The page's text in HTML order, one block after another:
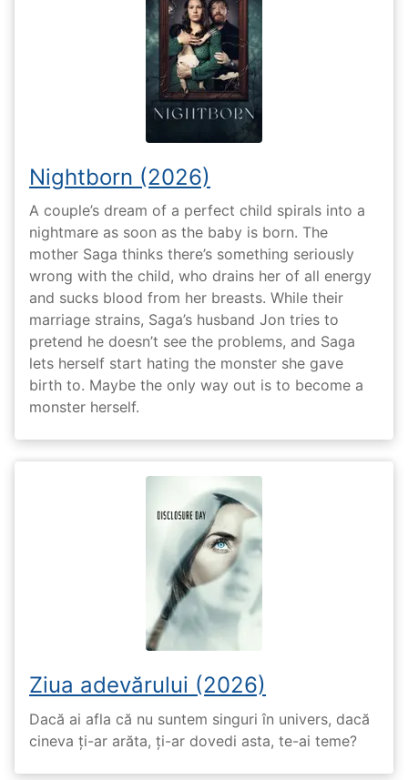
Nightborn (2026)
A couple’s dream of a perfect child spirals into a
nightmare as soon as the baby is born. The
mother Saga thinks there’s something seriously
wrong with the child, who drains her of all energy
and sucks blood from her breasts. While their
marriage strains, Saga’s husband Jon tries to
pretend he doesn’t see the problems, and Saga
lets herself start hating the monster she gave
birth to. Maybe the only way out is to become a
monster herself.
Ziua adevărului (2026)
Dacă ai afla că nu suntem singuri în univers, dacă
cineva ți-ar arăta, ți-ar dovedi asta, te-ai teme?